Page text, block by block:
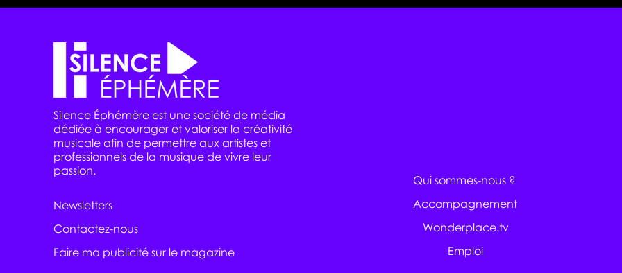
Silence Éphémère est une société de média
dédiée à encourager et valoriser la créativité
musicale afin de permettre aux artistes et
professionnels de la musique de vivre leur
passion.
Newsletters
Contactez-nous
Faire ma publicité sur le magazine
Qui sommes-nous ?
Accompagnement
Wonderplace.tv
Emploi